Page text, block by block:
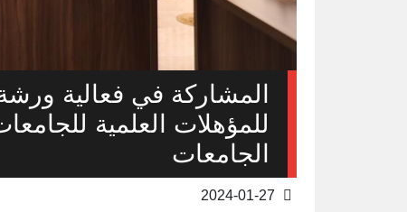
المشاركة في فعالية
للمؤهلات العلمية
الجامعات